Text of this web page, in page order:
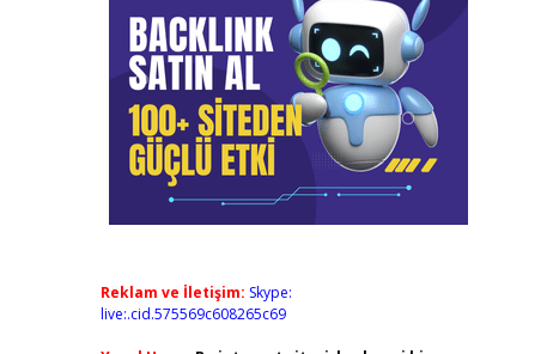
Reklam ve İletişim: Skype:
live:.cid.575569c608265c69